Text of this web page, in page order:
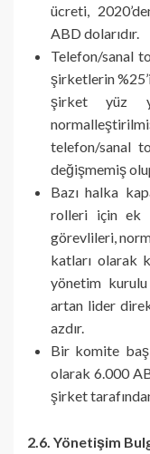
ücreti,
ABD dolarıdır.
Telefon/sanal
şirketlerin
şirket yüz
telefon/sanal
değişmemiş
Bazı halka
rolleri için ek
görevlileri,
katları olarak
yönetim
artan lider
azdır.
Bir komite
olarak 6.000
şirket
2.6. Yönetişim